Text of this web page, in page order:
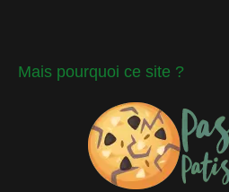
Mais pourquoi ce site ?